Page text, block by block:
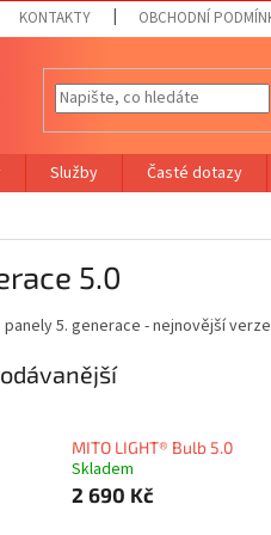
KONTAKTY OBCHODNÍ
Služby Časté dotazy
5.0
5. generace - nejnovější
MITO LIGHT® Bulb 5.0
Skladem
2 690 Kč